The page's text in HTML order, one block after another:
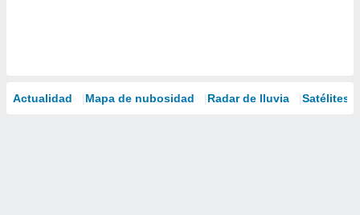
Actualidad Mapa de nubosidad Radar de lluvia Satélites